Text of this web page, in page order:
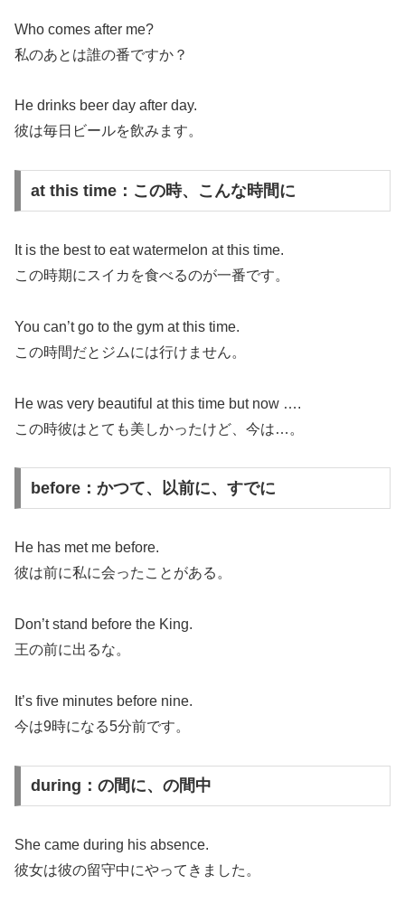
Who comes after me?
私のあとは誰の番ですか？
He drinks beer day after day.
彼は毎日ビールを飲みます。
at this time：この時、こんな時間に
It is the best to eat watermelon at this time.
この時期にスイカを食べるのが一番です。
You can’t go to the gym at this time.
この時間だとジムには行けません。
He was very beautiful at this time but now ….
この時彼はとても美しかったけど、今は…。
before：かつて、以前に、すでに
He has met me before.
彼は前に私に会ったことがある。
Don’t stand before the King.
王の前に出るな。
It’s five minutes before nine.
今は9時になる5分前です。
during：の間に、の間中
She came during his absence.
彼女は彼の留守中にやってきました。